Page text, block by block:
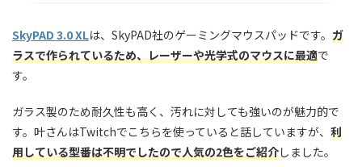
SkyPAD 3.0 XLは、SkyPAD社のゲーミングマウスパッドです。 ガ
ラスで作られているため、レーザーや光学式のマウスに最適で
す。
ガラス製のため耐久性も高く、汚れに対しても強いのが魅力的で
す。叶さんはTwitchでこちらを使っていると話していますが、 利
用している型番は不明でしたので人気の2色をご紹介しました。